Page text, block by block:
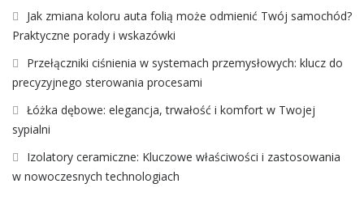
Jak zmiana koloru auta folią może odmienić Twój samochód?
Praktyczne porady i wskazówki
Przełączniki ciśnienia w systemach przemysłowych: klucz do
precyzyjnego sterowania procesami
Łóżka dębowe: elegancja, trwałość i komfort w Twojej
sypialni
Izolatory ceramiczne: Kluczowe właściwości i zastosowania
w nowoczesnych technologiach